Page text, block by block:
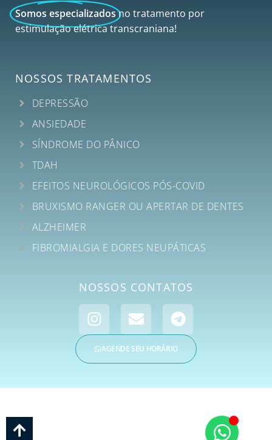
Somos especializadosno tratamento por
estimulação elétrica transcraniana!
NOSSOS TRATAMENTOS
DEPRESSÃO
ANSIEDADE
SÍNDROME DO PÂNICO
TDAH
EFEITOS NEUROLÓGICOS PÓS-COVID
BRUXISMO RANGER OU APERTAR DE DENTES
ALZHEIMER
FIBROMIALGIA E DORES NEUPÁTICAS
NOSSOS CONTATOS
AGENDE SEU HORÁRIO
E PSICOLOGIA | CNPJ: 35.018.038/0001-76 | © Todos os Direitos Reservados